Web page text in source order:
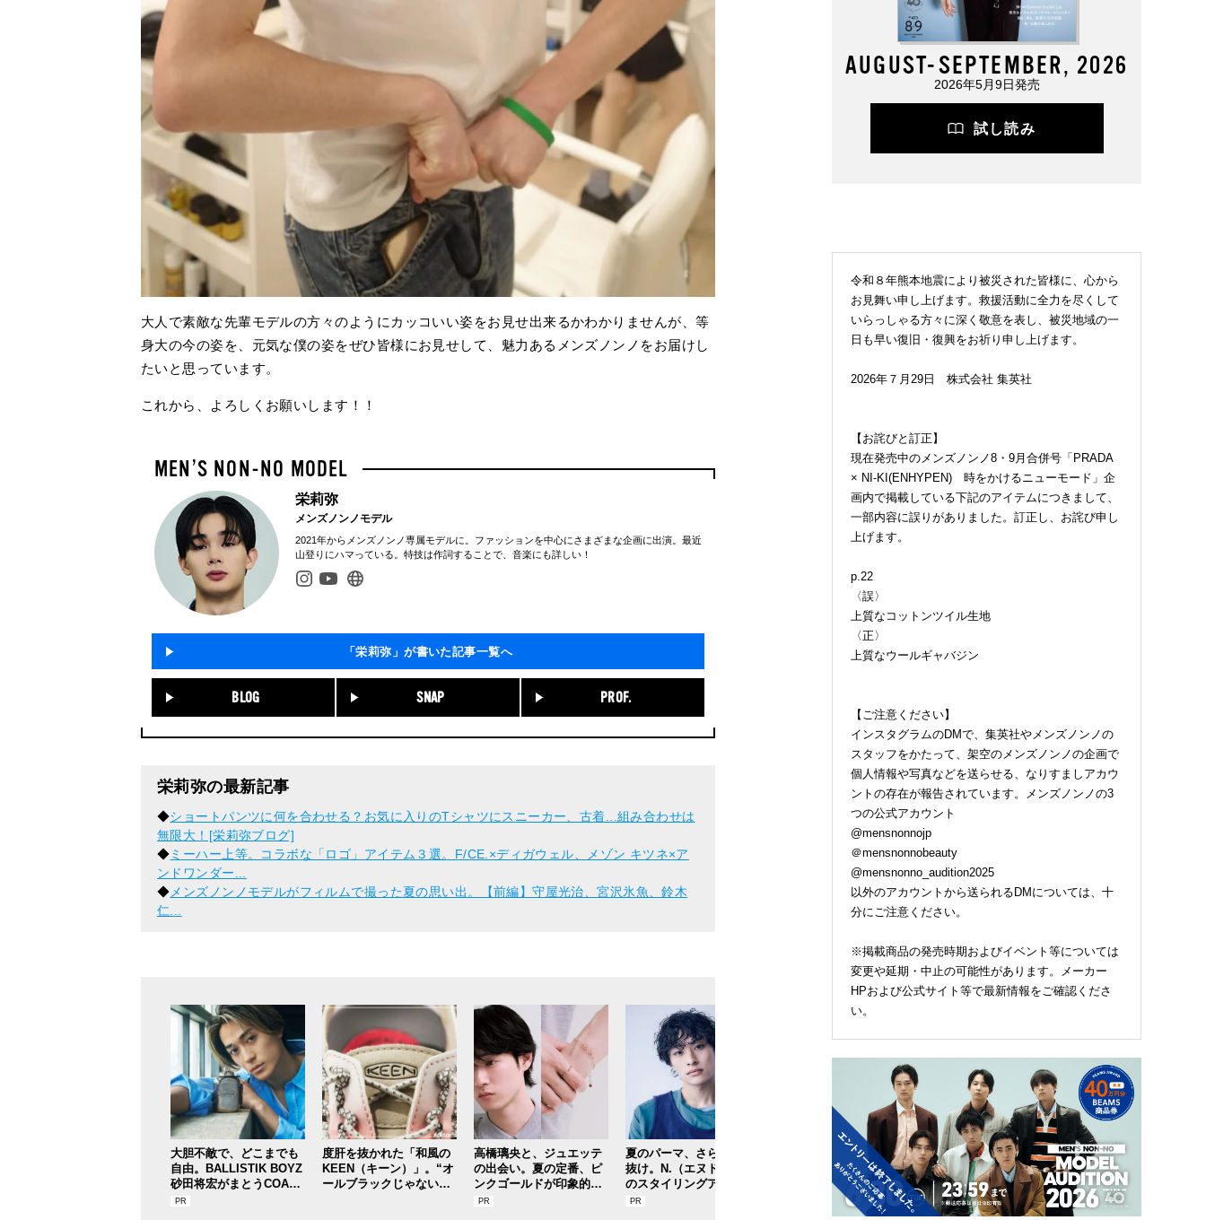
大人で素敵な先輩モデルの方々のようにカッコいい姿をお見せ出来るかわかりませんが、等
身大の今の姿を、元気な僕の姿をぜひ皆様にお見せして、魅力あるメンズノンノをお届けし
たいと思っています。
これから、よろしくお願いします！！
栄莉弥
メンズノンノモデル
2021年からメンズノンノ専属モデルに。ファッションを中心にさまざまな企画に出演。最近
山登りにハマっている。特技は作詞することで、音楽にも詳しい！
「栄莉弥」が書いた記事一覧へ
BLOG SNAP PROF.
栄莉弥の最新記事
◆ショートパンツに何を合わせる？お気に入りのTシャツにスニーカー、古着...組み合わせは
無限大！[栄莉弥ブログ]
◆ミーハー上等。コラボな「ロゴ」アイテム３選。F/CE.×ディガウェル、メゾン キツネ×ア
ンドワンダー...
◆ メンズノンノモデルがフィルムで撮った夏の思い出。【前編】守屋光治、宮沢氷魚、鈴木
仁...
大胆不敵で、どこまでも
自由。BALLISTIK BOYZ
砂田将宏がまとうCOACH
の新作フレグランス「コ
度肝を抜かれた「和風の
KEEN（キーン）」。“オ
ールブラックじゃないほ
高橋璃央と、ジュエッテ
の出会い。夏の定番、ピ
ンクゴールドが印象的な“
SUMMER PINK”［meets
夏のパーマ、さらにあか
抜け。N.（エヌドット）
のスタイリングアイテム
で作る旬ヘアのテクニッ
【とにかく涼しい！】夏
でも“長袖派”にオススメ
の「ロンT」3選。紫外線
予防、旅行、アクティビ
ティにも大活躍。
ロエベの新しい世界へよ
うこそ。大胆なコントラ
ストとレイヤードの先に
。装う喜び、明るいスピ
リット
「niko and ... JEANS
の2026年秋冬メンズコ
クション。タフな生地
ヴィンテージ加工、ト
ンドのワイド感etc. こ
AUGUST-SEPTEMBER, 2026
2026年5月9日発売
試し読み
令和８年熊本地震により被災された皆様に、心から
お見舞い申し上げます。救援活動に全力を尽くして
いらっしゃる方々に深く敬意を表し、被災地域の一
日も早い復旧・復興をお祈り申し上げます。
2026年７月29日 株式会社 集英社
【お詫びと訂正】
現在発売中のメンズノンノ8・9月合併号「PRADA
× NI-KI(ENHYPEN) 時をかけるニューモード」企
画内で掲載している下記のアイテムにつきまして、
一部内容に誤りがありました。訂正し、お詫び申し
上げます。
p.22
〈誤〉
上質なコットンツイル生地
〈正〉
上質なウールギャバジン
【ご注意ください】
インスタグラムのDMで、集英社やメンズノンノの
スタッフをかたって、架空のメンズノンノの企画で
個人情報や写真などを送らせる、なりすましアカウ
ントの存在が報告されています。メンズノンノの3
つの公式アカウント
@mensnonnojp
＠mensnonnobeauty
@mensnonno_audition2025
以外のアカウントから送られるDMについては、十
分にご注意ください。
※掲載商品の発売時期およびイベント等については
変更や延期・中止の可能性があります。メーカー
HPおよび公式サイト等で最新情報をご確認くださ
い。